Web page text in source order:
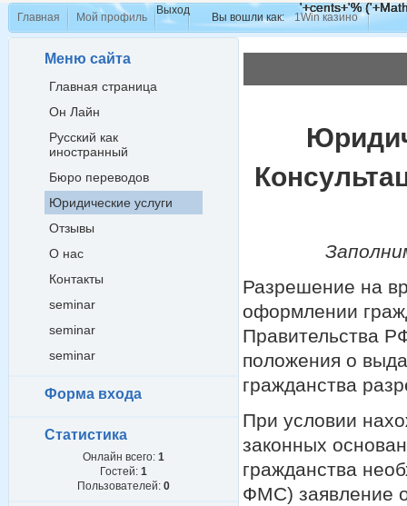
Главная Мой профиль
Выход
Вы вошли как: 1Win казино
Меню сайта
Главная страница
Он Лайн
Русский как
иностранный
Бюро переводов
Юридические услуги
Отзывы
О нас
Контакты
seminar
seminar
seminar
Форма входа
Статистика
Онлайн всего: 1
Гостей: 1
Пользователей: 0
Разрешение на
оформлении
Правительства
положения о
гражданства
При условии
законных
гражданства
ФМС) заявление
'+cents+'%
'+cents+'%
'+cents+'%
'+cents+'%